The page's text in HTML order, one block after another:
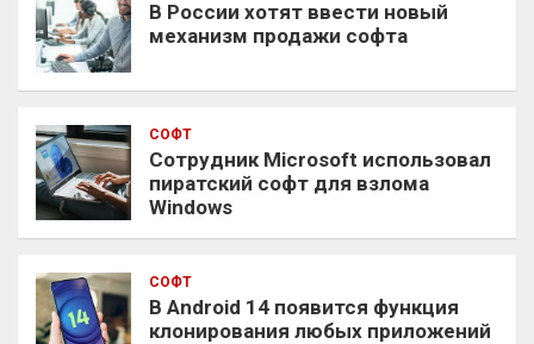
В России хотят ввести новый
механизм продажи софта
СОФТ
Сотрудник Microsoft использовал
пиратский софт для взлома
Windows
СОФТ
В Android 14 появится функция
клонирования любых приложений